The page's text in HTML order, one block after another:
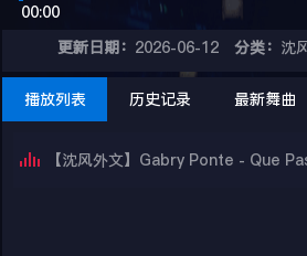
00:00
更新日期： 2026-06-12 分类： 沈
播放列表 历史记录 最新舞曲
【沈风外文】Gabry Ponte - Que